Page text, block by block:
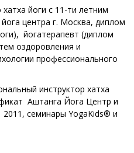
йоги с 11-ти летним
центра г. Москва, диплом
йогатерапевт (диплом
оздоровления и
профессионального
инструктор хатха
Аштанга Йога Центр и
семинары YogaKids® и